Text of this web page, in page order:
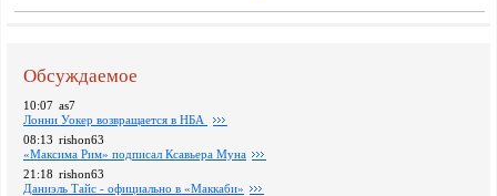
Обсуждаемое
10:07 as7
Лонни Уокер возвращается в НБА
08:13 rishon63
«Максима Рим» подписал Ксавьера Муна
21:18 rishon63
Даниэль Тайс - официально в «Маккаби»